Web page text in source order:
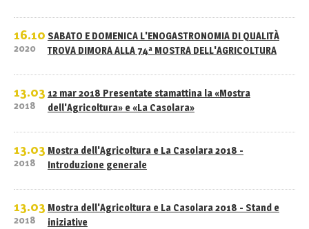
16.10
2020
SABATO E DOMENICA L'ENOGASTRONOMIA DI QUALITÀ
TROVA DIMORA ALLA 74ª MOSTRA DELL'AGRICOLTURA
13.03
2018
12 mar 2018 Presentate stamattina la «Mostra
dell'Agricoltura» e «La Casolara»
13.03
2018
Mostra dell'Agricoltura e La Casolara 2018 -
Introduzione generale
13.03
2018
Mostra dell'Agricoltura e La Casolara 2018 - Stand e
iniziative